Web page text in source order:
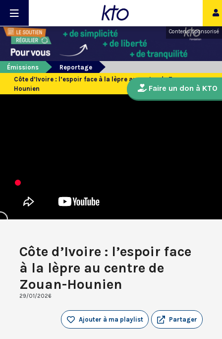
Contenu sponsorisé
Émissions
Reportage
Côte d’Ivoire : l’espoir face à la lèpre au centre de Zouan-
Hounien
Côte d’Ivoire : l’espoir face
à la lèpre au centre de
Zouan-Hounien
29/01/2026
Partager
Ajouter à ma playlist
Faire un don à KTO